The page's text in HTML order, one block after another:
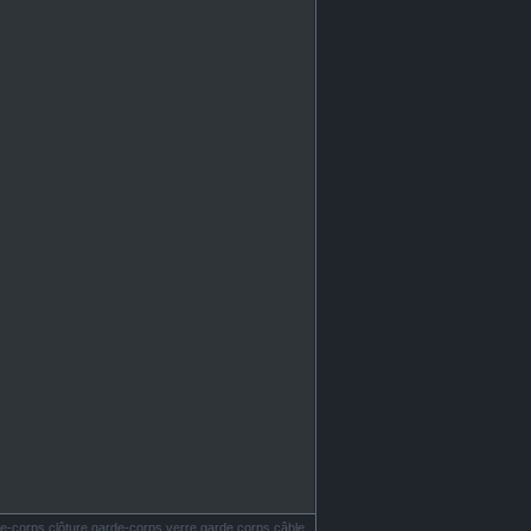
corps clôture garde-corps verre garde corps câble